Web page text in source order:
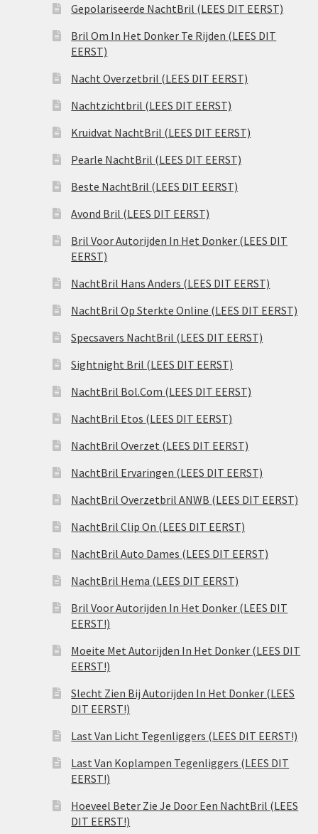
Gepolariseerde NachtBril (LEES DIT EERST)
Bril Om In Het Donker Te Rijden (LEES DIT
EERST)
Nacht Overzetbril (LEES DIT EERST)
Nachtzichtbril (LEES DIT EERST)
Kruidvat NachtBril (LEES DIT EERST)
Pearle NachtBril (LEES DIT EERST)
Beste NachtBril (LEES DIT EERST)
Avond Bril (LEES DIT EERST)
Bril Voor Autorijden In Het Donker (LEES DIT
EERST)
NachtBril Hans Anders (LEES DIT EERST)
NachtBril Op Sterkte Online (LEES DIT EERST)
Specsavers NachtBril (LEES DIT EERST)
Sightnight Bril (LEES DIT EERST)
NachtBril Bol.Com (LEES DIT EERST)
NachtBril Etos (LEES DIT EERST)
NachtBril Overzet (LEES DIT EERST)
NachtBril Ervaringen (LEES DIT EERST)
NachtBril Overzetbril ANWB (LEES DIT EERST)
NachtBril Clip On (LEES DIT EERST)
NachtBril Auto Dames (LEES DIT EERST)
NachtBril Hema (LEES DIT EERST)
Bril Voor Autorijden In Het Donker (LEES DIT
EERST!)
Moeite Met Autorijden In Het Donker (LEES DIT
EERST!)
Slecht Zien Bij Autorijden In Het Donker (LEES
DIT EERST!)
Last Van Licht Tegenliggers (LEES DIT EERST!)
Last Van Koplampen Tegenliggers (LEES DIT
EERST!)
Hoeveel Beter Zie Je Door Een NachtBril (LEES
DIT EERST!)